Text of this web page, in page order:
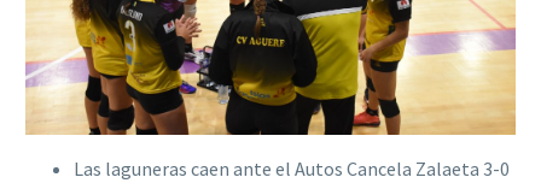
Las laguneras caen ante el Autos Cancela Zalaeta 3-0